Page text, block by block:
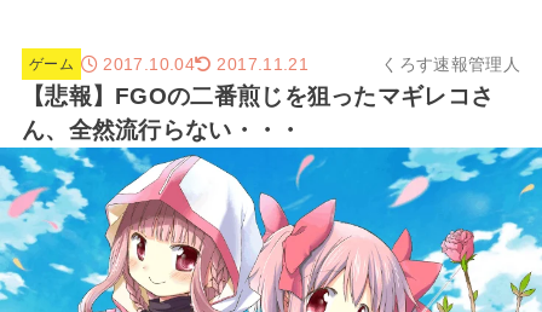
ゲーム 2017.10.04 2017.11.21 くろす速報管理人
【悲報】FGOの二番煎じを狙ったマギレコさ
ん、全然流行らない・・・